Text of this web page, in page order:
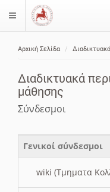
$langMenu
Αρχική Σελίδα
Διαδικτυακά
μάθησης
Σύνδεσμοι
Γενικοί σύνδεσμοι
wiki (Τμηματα